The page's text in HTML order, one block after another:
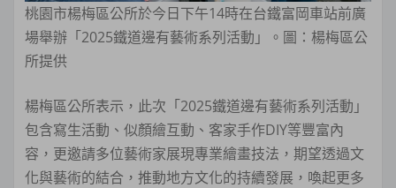
桃園市楊梅區公所於今日下午14時在台鐵富岡車站前廣
場舉辦「2025鐵道邊有藝術系列活動」。圖：楊梅區公
所提供
楊梅區公所表示，此次「2025鐵道邊有藝術系列活動」
包含寫生活動、似顏繪互動、客家手作DIY等豐富內
容，更邀請多位藝術家展現專業繪畫技法，期望透過文
化與藝術的結合，推動地方文化的持續發展，喚起更多